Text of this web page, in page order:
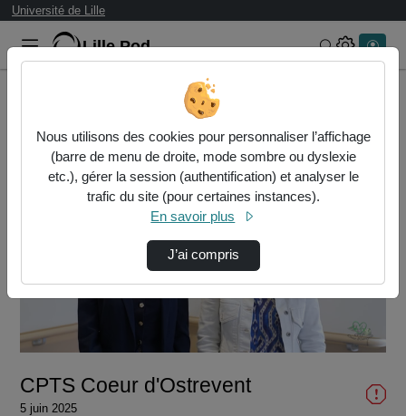
Université de Lille
Lille.Pod Rechercher
CPTS Coeur d'Ostrevent
Lire
la
vidéo
CPTS Coeur d'Ostrevent
5 juin 2025
Nous utilisons des cookies pour personnaliser l’affichage
(barre de menu de droite, mode sombre ou dyslexie
etc.), gérer la session (authentification) et analyser le
trafic du site (pour certaines instances).
En savoir plus
J’ai compris